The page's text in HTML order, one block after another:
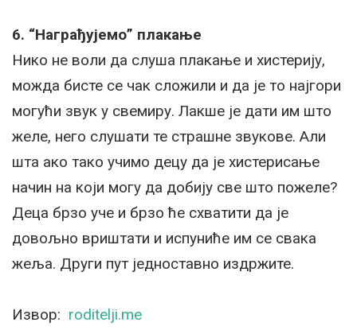
6. “Награђујемо” плакање
Нико не воли да слуша плакање и хистерију,
можда бисте се чак сложили и да је то најгори
могући звук у свемиру. Лакше је дати им што
желе, него слушати те страшне звукове. Али
шта ако тако учимо децу да је хистерисање
начин на који могу да добију све што пожеле?
Деца брзо уче и брзо ће схватити да је
довољно вриштати и испуниће им се свака
жеља. Други пут једноставно издржите.
Извор: roditelji.me